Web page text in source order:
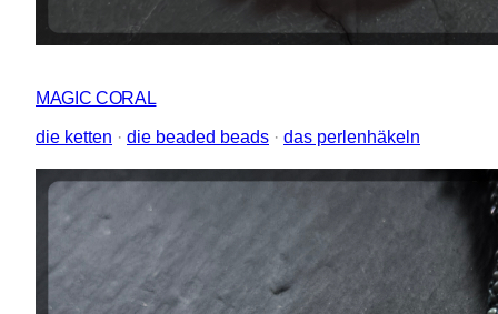
MAGIC CORAL
die ketten · die beaded beads · das perlenhäkeln